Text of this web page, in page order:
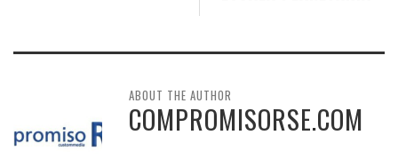
ABOUT THE AUTHOR
COMPROMISORSE.COM